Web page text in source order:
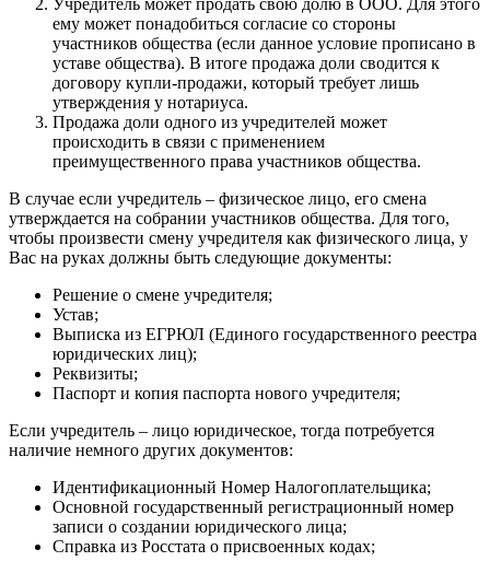
Учредитель может продать свою долю в ООО. Для этого
ему может понадобиться согласие со стороны
участников общества (если данное условие прописано в
уставе общества). В итоге продажа доли сводится к
договору купли-продажи, который требует лишь
утверждения у нотариуса.
Продажа доли одного из учредителей может
происходить в связи с применением
преимущественного права участников общества.
В случае если учредитель – физическое лицо, его смена
утверждается на собрании участников общества. Для того,
чтобы произвести смену учредителя как физического лица, у
Вас на руках должны быть следующие документы:
Решение о смене учредителя;
Устав;
Выписка из ЕГРЮЛ (Единого государственного реестра
юридических лиц);
Реквизиты;
Паспорт и копия паспорта нового учредителя;
Если учредитель – лицо юридическое, тогда потребуется
наличие немного других документов:
Идентификационный Номер Налогоплательщика;
Основной государственный регистрационный номер
записи о создании юридического лица;
Справка из Росстата о присвоенных кодах;